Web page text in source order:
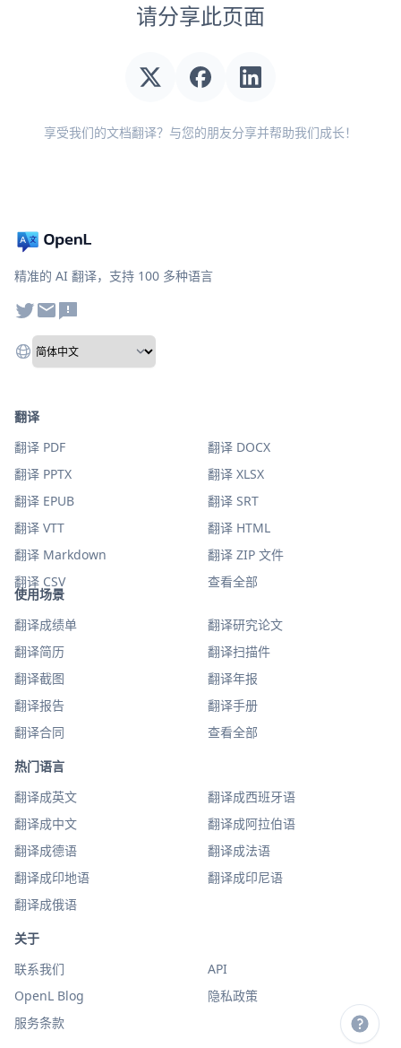
请分享此页面
享受我们的文档翻译？与您的朋友分享并帮助我们成长！
精准的 AI 翻译，支持 100 多种语言
使用场景
翻译成绩单
翻译研究论文
翻译简历
翻译扫描件
翻译截图
翻译年报
翻译报告
翻译手册
翻译合同
查看全部
热门语言
翻译成英文
翻译成西班牙语
翻译成中文
翻译成阿拉伯语
翻译成德语
翻译成法语
翻译成印地语
翻译成印尼语
翻译成俄语
翻译
翻译 PDF
翻译 DOCX
翻译 PPTX
翻译 XLSX
翻译 EPUB
翻译 SRT
翻译 VTT
翻译 HTML
翻译 Markdown
翻译 ZIP 文件
翻译 CSV
查看全部
关于
联系我们
API
OpenL Blog
隐私政策
服务条款